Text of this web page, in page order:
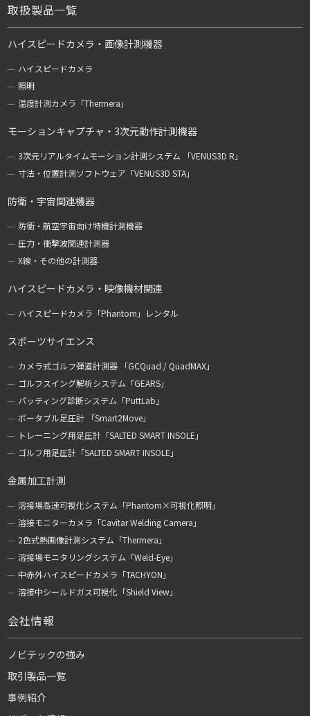
取扱製品一覧
ハイスピードカメラ・画像計測機器
ハイスピードカメラ
照明
温度計測カメラ「Thermera」
モーションキャプチャ・3次元動作計測機器
3次元リアルタイムモーション計測システム 「VENUS3D R」
寸法・位置計測ソフトウェア「VENUS3D STA」
防衛・宇宙関連機器
防衛・航空宇宙向け特機計測機器
圧力・衝撃波関連計測器
X線・その他の計測器
ハイスピードカメラ・映像機材関連
ハイスピードカメラ「Phantom」レンタル
スポーツサイエンス
カメラ式ゴルフ弾道計測器 「GCQuad / QuadMAX」
ゴルフスイング解析システム「GEARS」
パッティング診断システム「PuttLab」
ポータブル足圧計 「Smart2Move」
トレーニング用足圧計「SALTED SMART INSOLE」
ゴルフ用足圧計「SALTED SMART INSOLE」
金属加工計測
溶接場高速可視化システム「Phantom×可視化照明」
溶接モニターカメラ「Cavitar Welding Camera」
2色式熱画像計測システム「Thermera」
溶接場モニタリングシステム「Weld-Eye」
中赤外ハイスピードカメラ「TACHYON」
溶接中シールドガス可視化「Shield View」
会社情報
ノビテックの強み
取引製品一覧
事例紹介